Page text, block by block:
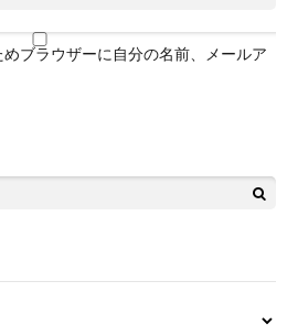
ブラウザーに自分の名前、メールア